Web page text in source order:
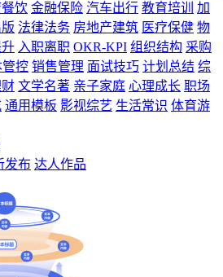
饮 金融保险 汽车出行 教育培训
加
法律法务 房地产建筑 医疗保健 物
入职离职 OKR-KPI 组织结构 采购
管控 销售管理 面试技巧 计划总结 综
文学名著 亲子家庭 心理成长 职场
通用模板 影视综艺 生活常识 体育游
发布 达人作品